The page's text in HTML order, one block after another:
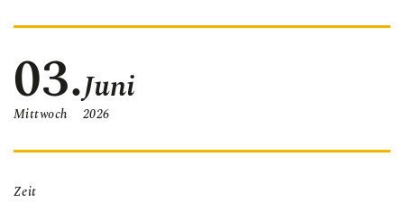
03.
Mittwoch
Juni
2026
Zeit